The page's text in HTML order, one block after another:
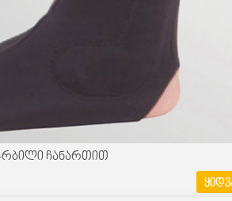
რბილი ჩანართით